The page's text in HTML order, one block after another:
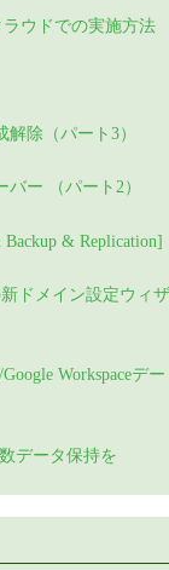
ウドでの実施方法
除（パート3）
ー （パート2）
& Replication]
新ドメイン設定ウィザ
Workspaceデー
データ保持を